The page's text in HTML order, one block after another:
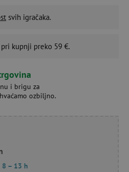
svih igračaka.
pri kupnji preko 59 €.
i brigu za
ozbiljno.
8 – 13 h